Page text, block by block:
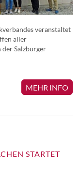
veranstaltet
aller
Salzburger
MEHR INFO
STARTET A